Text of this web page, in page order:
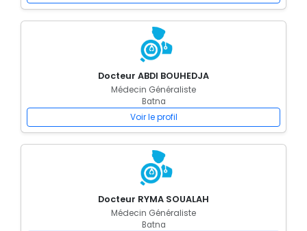
Docteur ABDI BOUHEDJA
Médecin Généraliste
Batna
Voir le profil
Docteur RYMA SOUALAH
Médecin Généraliste
Batna